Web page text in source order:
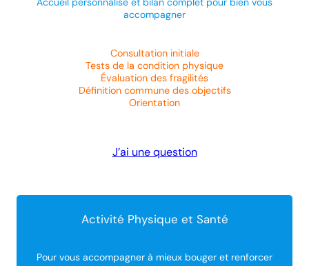
accompagner
Consultation initiale
Tests de la condition physique
Évaluation des fragilités
Définition commune des objectifs
Orientation
J’ai une question
Activité Physique et Santé
Pour vous accompagner à mieux bouger et renforcer